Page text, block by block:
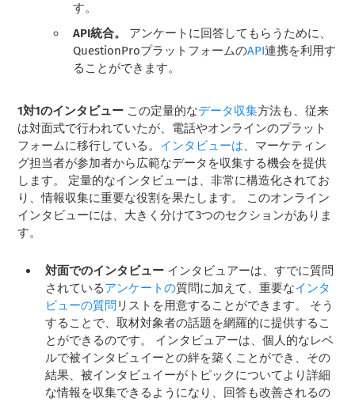
す。
API統合。 アンケートに回答してもらうために、
QuestionProプラットフォームのAPI連携を利用す
ることができます。
1対1のインタビュー この定量的なデータ収集方法も、従来
は対面式で行われていたが、電話やオンラインのプラット
フォームに移行している。 インタビューは、マーケティン
グ担当者が参加者から広範なデータを収集する機会を提供
します。 定量的なインタビューは、非常に構造化されてお
り、情報収集に重要な役割を果たします。 このオンライン
インタビューには、大きく分けて3つのセクションがありま
す。
対面でのインタビュー インタビュアーは、すでに質問
されているアンケートの質問に加えて、重要なインタ
ビューの質問 リストを用意することができます。 そう
することで、取材対象者の話題を網羅的に提供するこ
とができるのです。 インタビュアーは、個人的なレベ
ルで被インタビュイーとの絆を築くことができ、その
結果、被インタビュイーがトピックについてより詳細
な情報を収集できるようになり、回答も改善されるの